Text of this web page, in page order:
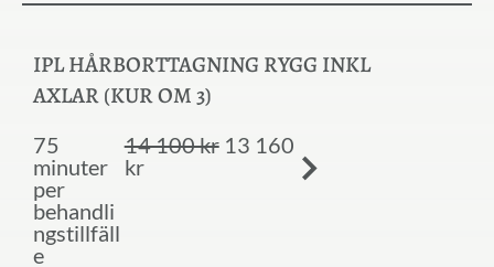
IPL HÅRBORTTAGNING RYGG INKL
AXLAR (KUR OM 3)
75
minuter
per
behandli
ngstillfäll
e
14 100 kr13 160
kr